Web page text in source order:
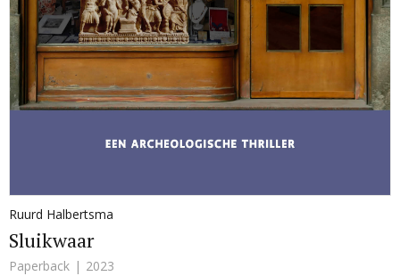
Ruurd Halbertsma
Sluikwaar
Paperback 2023